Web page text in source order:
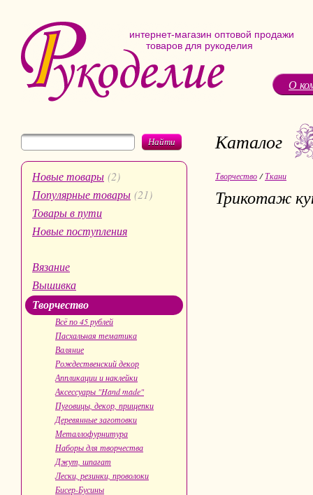
интернет-магазин оптовой продажи
товаров для рукоделия
О
Найти
Новые товары (2)
Популярные товары (21)
Товары в пути
Новые поступления
Вязание
Вышивка
Творчество
Всё по 45 рублей
Пасхальная тематика
Валяние
Рождественский декор
Аппликации и наклейки
Аксессуары "Hand made"
Пуговицы, декор, прищепки
Деревянные заготовки
Металлофурнитура
Наборы для творчества
Джут, шпагат
Лески, резинки, проволоки
Бисер-Бусины
Каталог
Творчество /Ткани
Трикотаж